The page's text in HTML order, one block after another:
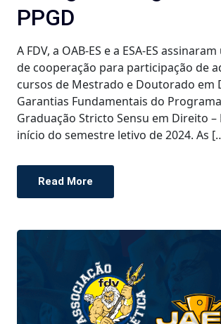
PPGD
A FDV, a OAB-ES e a ESA-ES
de cooperação para participação de
cursos de Mestrado e Doutorado em
Garantias Fundamentais do
Graduação Stricto Sensu em Direito –
início do semestre letivo de 2024. As
Read More